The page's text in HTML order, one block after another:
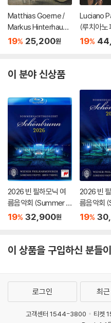
Matthias Goerne /
Markus Hinterhause
r 슈만: 황혼 (가곡집)
19% 25,200원
Luciano
(루치아노
이탈리아
19%
이 분야 신상품
2026 빈 필하모닉 여
름음악회 (Summer Ni
ght Concert 2026)
19% 32,900원
2026 빈
름음악회
ght
19%
이 상품을 구입하신 분들
로그인 최
고객센터 1544-3800 티켓